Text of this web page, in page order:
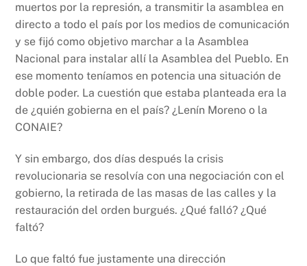
muertos por la represión, a transmitir la asamblea en
directo a todo el país por los medios de comunicación
y se fijó como objetivo marchar a la Asamblea
Nacional para instalar allí la Asamblea del Pueblo. En
ese momento teníamos en potencia una situación de
doble poder. La cuestión que estaba planteada era la
de ¿quién gobierna en el país? ¿Lenín Moreno o la
CONAIE?
Y sin embargo, dos días después la crisis
revolucionaria se resolvía con una negociación con el
gobierno, la retirada de las masas de las calles y la
restauración del orden burgués. ¿Qué falló? ¿Qué
faltó?
Lo que faltó fue justamente una dirección